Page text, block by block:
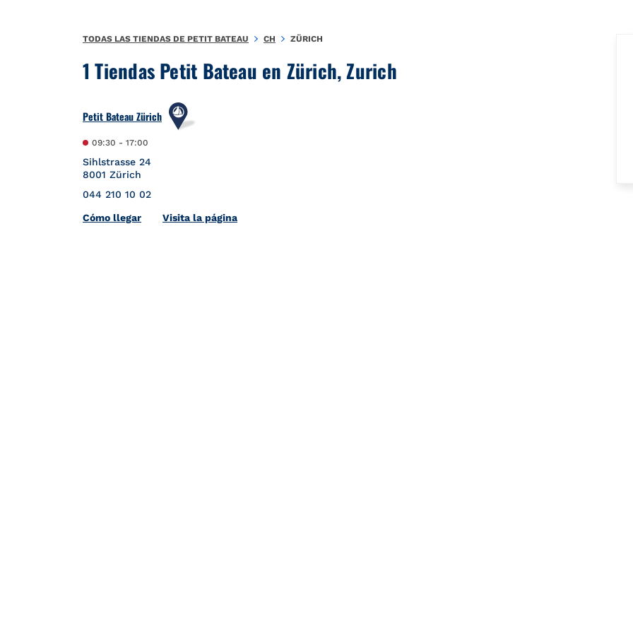
1 Tiendas Petit Bateau en Zürich, Zurich
Petit Bateau Zürich
09:30 - 17:00
Sihlstrasse 24
8001 Zürich
044 210 10 02
Cómo llegarLink Opens in New Tab
Visita la página
TODAS LAS TIENDAS DE PETIT BATEAU CH ZÜRICH